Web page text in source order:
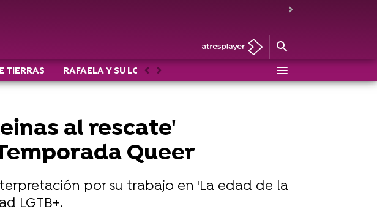
TIERRAS RAFAELA Y SU LOCO MUNDO LOS PROTEGIDOS:
AnteriorSiguiente
al rescate'
Queer
por su trabajo en 'La edad de la
LGTB+.